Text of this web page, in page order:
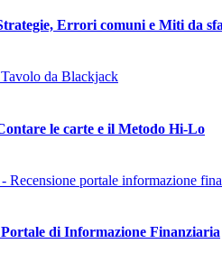
Errori comuni e Miti da
le carte e il Metodo Hi-Lo
di Informazione Finanziaria